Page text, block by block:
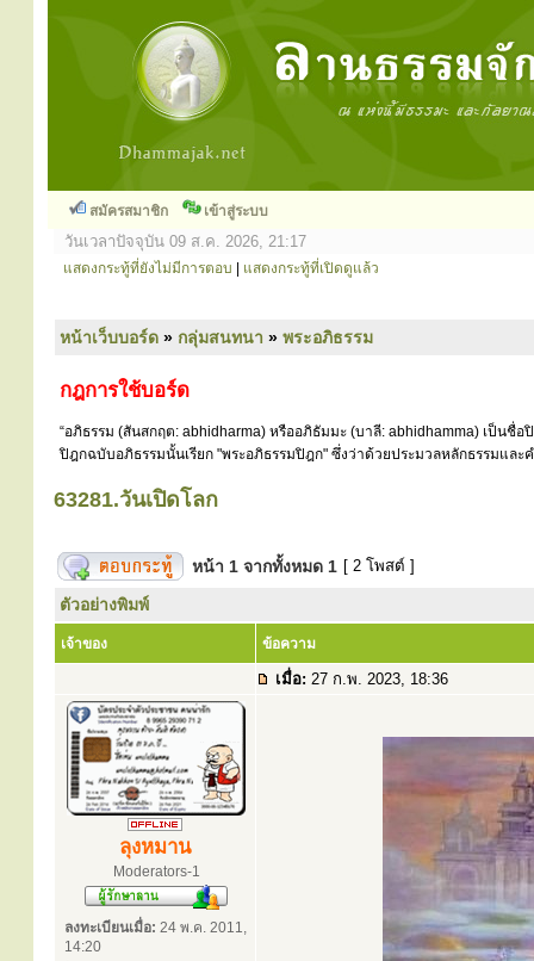
สมัครสมาชิก เข้าสู่ระบบ
วันเวลาปัจจุบัน 09 ส.ค. 2026, 21:17
แสดงกระทู้ที่ยังไม่มีการตอบ แสดงกระทู้ที่เปิดดูแล้ว
หน้าเว็บบอร์ด » กลุ่มสนทนา » พระอภิธรรม
กฎการใช้บอร์ด
“อภิธรรม (สันสกฤต: abhidharma) หรืออภิธัมมะ (บาลี: abhidhamma) เป็น
ปิฎกฉบับอภิธรรมนั้นเรียก "พระอภิธรรมปิฎก" ซึ่งว่าด้วยประมวลหลักธรรมแล
63281.วันเปิดโลก
หน้า 1 จากทั้งหมด 1 [ 2 โพสต์ ]
ตัวอย่างพิมพ์
เจ้าของ ข้อความ
เมื่อ: 27 ก.พ. 2023, 18:36
ลุงหมาน
Moderators-1
ลงทะเบียนเมื่อ: 24 พ.ค. 2011,
14:20